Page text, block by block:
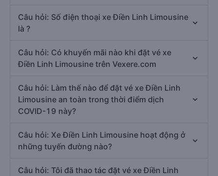
Câu hỏi: Số điện thoại xe Điền Linh Limousine
là ?
Câu hỏi: Có khuyến mãi nào khi đặt vé xe
Điền Linh Limousine trên Vexere.com
Câu hỏi: Làm thế nào để đặt vé xe Điền Linh
Limousine an toàn trong thời điểm dịch
COVID-19 này?
Câu hỏi: Xe Điền Linh Limousine hoạt động ở
những tuyến đường nào?
Câu hỏi: Tôi đã thao tác đặt vé xe Điền Linh